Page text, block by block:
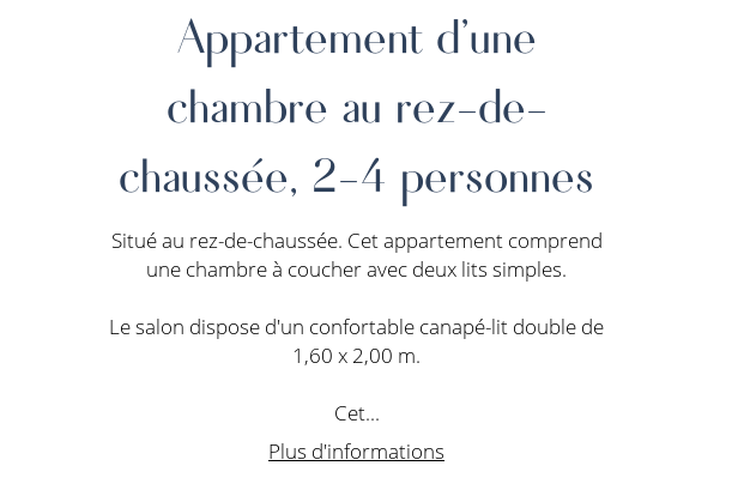
Appartement d'une
chambre au rez-de-
chaussée, 2-4 personnes
Situé au rez-de-chaussée. Cet appartement comprend
une chambre à coucher avec deux lits simples.
Le salon dispose d'un confortable canapé-lit double de
1,60 x 2,00 m.
Cet...
Plus d'informations